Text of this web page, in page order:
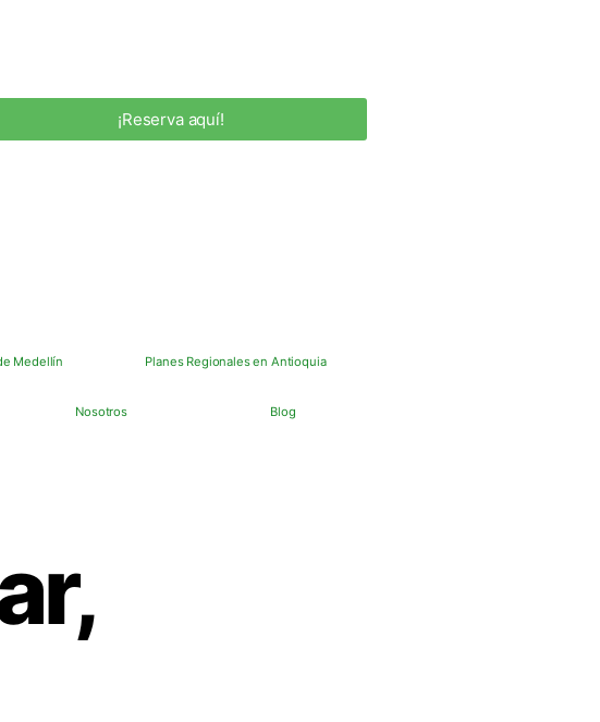
¡Reserva aquí!
Medellín Planes Regionales en Antioquia
Nosotros Blog